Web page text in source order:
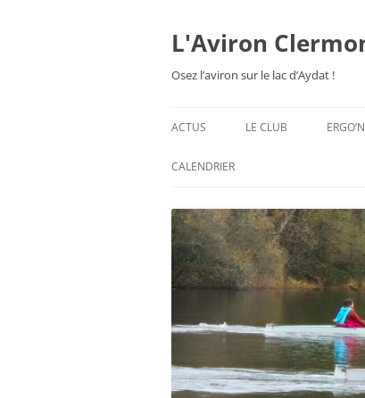
L'Aviron
Osez l’aviron sur le lac d’Aydat !
ACTUS LE CLUB
ESPACE ADHÉSION
TARIFS 2026-27
CALENDRIER